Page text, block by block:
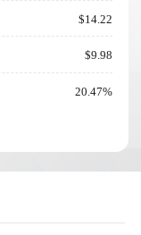
$14.22
$9.98
20.47%